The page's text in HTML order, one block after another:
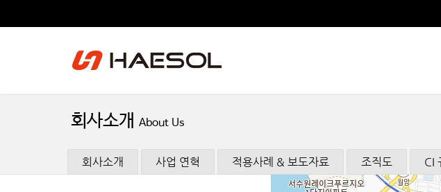
회사소개 About Us
회사소개 사업 연혁 적용사례 & 보도자료 조직도 CI